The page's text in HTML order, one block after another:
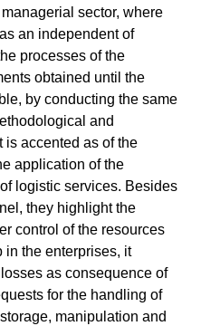
sector, where
an independent of
processes of the
obtained until the
by conducting the same
and
is accented as of the
application of the
logistic services. Besides
they highlight the
control of the resources
in the enterprises, it
as consequence of
for the handling of
manipulation and